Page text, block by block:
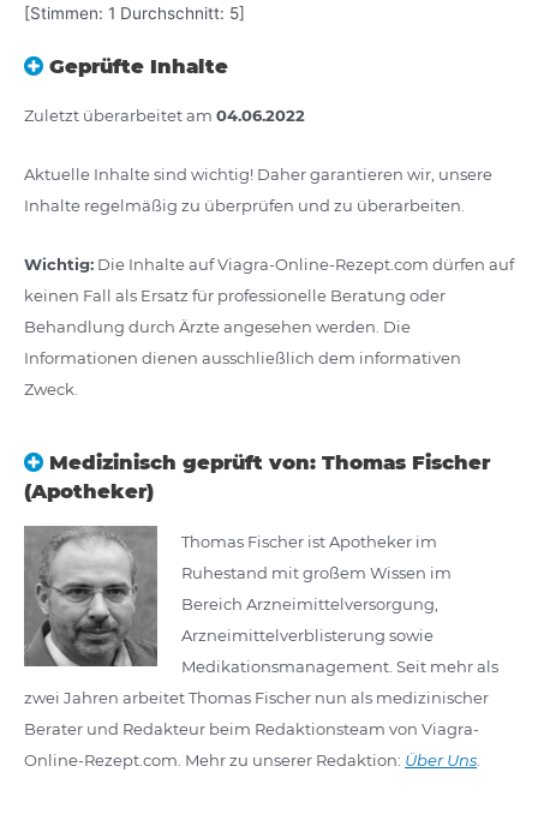
[Stimmen: 1 Durchschnitt: 5]
Geprüfte Inhalte
Zuletzt überarbeitet am 04.06.2022
Aktuelle Inhalte sind wichtig! Daher garantieren wir, unsere
Inhalte regelmäßig zu überprüfen und zu überarbeiten.
Wichtig: Die Inhalte auf Viagra-Online-Rezept.com dürfen auf
keinen Fall als Ersatz für professionelle Beratung oder
Behandlung durch Ärzte angesehen werden. Die
Informationen dienen ausschließlich dem informativen
Zweck.
Medizinisch geprüft von: Thomas Fischer
(Apotheker)
Thomas Fischer ist Apotheker im
Ruhestand mit großem Wissen im
Bereich Arzneimittelversorgung,
Arzneimittelverblisterung sowie
Medikationsmanagement. Seit mehr als
zwei Jahren arbeitet Thomas Fischer nun als medizinischer
Berater und Redakteur beim Redaktionsteam von Viagra-
Online-Rezept.com. Mehr zu unserer Redaktion: Über Uns